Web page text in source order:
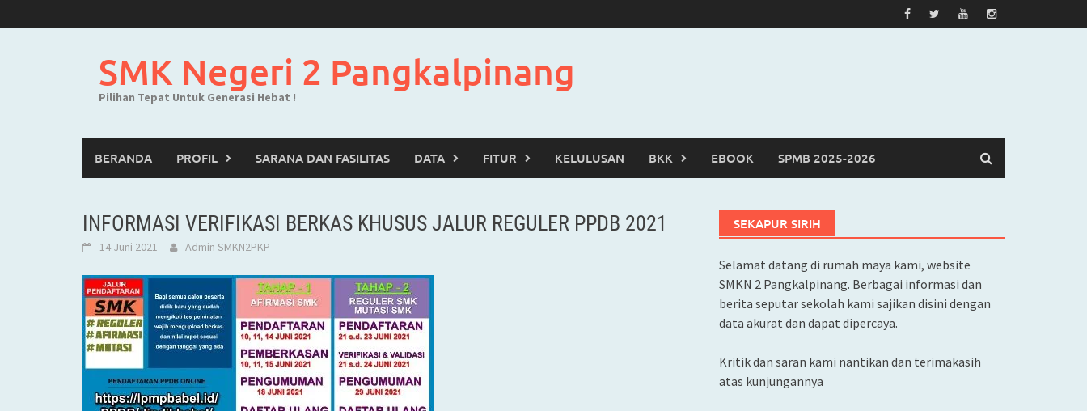
to
SMK Negeri 2 Pangkalpinang
Pilihan Tepat Untuk Generasi Hebat !
BERANDA PROFIL SARANA DAN FASILITAS DATA FITUR KELULUSAN BKK EBOOK SPMB 2025-2026
INFORMASI VERIFIKASI BERKAS KHUSUS JALUR REGULER PPDB 2021
14 Juni 2021 Admin SMKN2PKP
SEKAPUR SIRIH
Selamat datang di rumah maya kami, website
SMKN 2 Pangkalpinang. Berbagai informasi dan
berita seputar sekolah kami sajikan disini dengan
data akurat dan dapat dipercaya.
Kritik dan saran kami nantikan dan terimakasih
atas kunjungannya